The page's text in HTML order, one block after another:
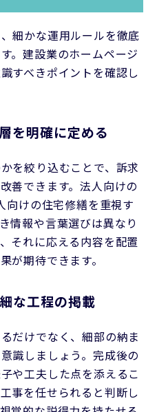
細かな運用ルールを徹底
。建設業のホームページ
すべきポイントを確認し
を明確に定める
を絞り込むことで、訴求
善できます。法人向けの
けの住宅修繕を重視す
情報や言葉選びは異なり
それに応える内容を配置
が期待できます。
な工程の掲載
だけでなく、細部の納ま
識しましょう。完成後の
や工夫した点を添えるこ
事を任せられると判断し